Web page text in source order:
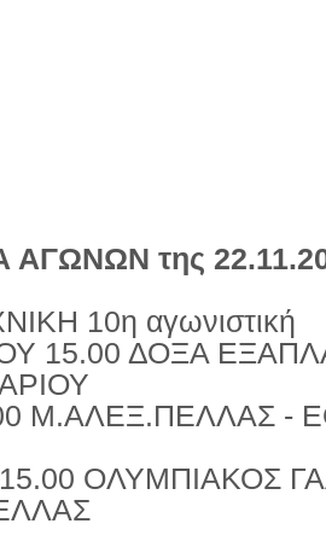
της
10η αγωνιστική
15.00 ΔΟΞΑ
Μ.ΑΛΕΞ.ΠΕΛΛΑΣ -
ΟΛΥΜΠΙΑΚΟΣ